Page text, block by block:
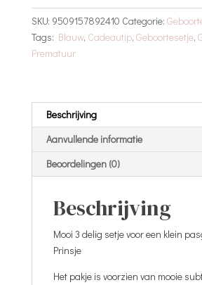
Gepersonaliseerd
|
Blauw
aantal
SKU: 9509157892410 Categorie:
Tags: Blauw, Cadeautip, Geboortesetje,
Prematuur
Beschrijving
Aanvullende informatie
Beoordelingen (0)
Beschrijving
Mooi 3 delig setje voor een klein
Prinsje
Het pakje is voorzien van mooie